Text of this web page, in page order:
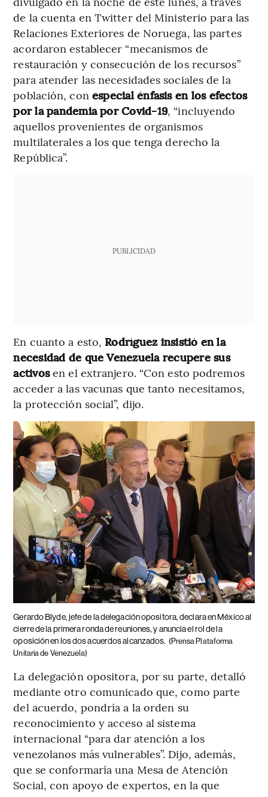
de la cuenta en Twitter del Ministerio para las
Relaciones Exteriores de Noruega, las partes
acordaron establecer “mecanismos de
restauración y consecución de los recursos”
para atender las necesidades sociales de la
población, con especial énfasis en los efectos
por la pandemia por Covid-19, “incluyendo
aquellos provenientes de organismos
multilaterales a los que tenga derecho la
República”.
PUBLICIDAD
En cuanto a esto, Rodríguez insistió en la
necesidad de que Venezuela recupere sus
activosen el extranjero. “Con esto podremos
acceder a las vacunas que tanto necesitamos,
la protección social”, dijo.
Gerardo Blyde, jefe de la delegación opositora, declara en México al
cierre de la primera ronda de reuniones, y anuncia el rol de la
oposición en los dos acuerdos alcanzados. (Prensa Plataforma
Unitaria de Venezuela)
La delegación opositora, por su parte, detalló
mediante otro comunicado que, como parte
del acuerdo, pondría a la orden su
reconocimiento y acceso al sistema
internacional “para dar atención a los
venezolanos más vulnerables”. Dijo, además,
que se conformaría una Mesa de Atención
Social, con apoyo de expertos, en la que